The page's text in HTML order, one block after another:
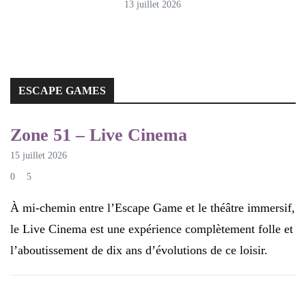
13 juillet 2026
ESCAPE GAMES
ESCAPE GAMES
Zone 51 – Live Cinema
15 juillet 2026
0 5
À mi-chemin entre l’Escape Game et le théâtre immersif,
le Live Cinema est une expérience complètement folle et
l’aboutissement de dix ans d’évolutions de ce loisir.